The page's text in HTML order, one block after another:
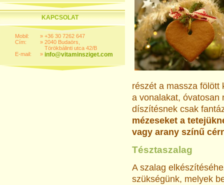
KAPCSOLAT
Mobil:
Cím:
E-mail:
»
»
»
+36 30 7262 647
2040 Budaörs,
Törökbálinti utca 42/B
info@vitaminsziget.com
részét a massza fölött
a vonalakat, óvatosan
díszítésnek csak
mézeseket a
vagy arany színű
Tésztaszalag
A szalag
szükségünk, melyek